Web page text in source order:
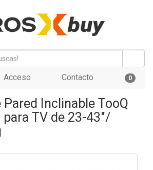
Acceso Contacto 0
Inclinable TooQ
para TV de 23-43"/